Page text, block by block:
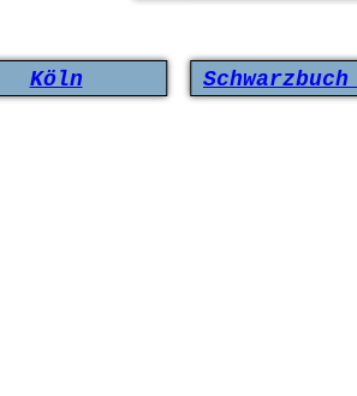
Köln Schwarzbuch